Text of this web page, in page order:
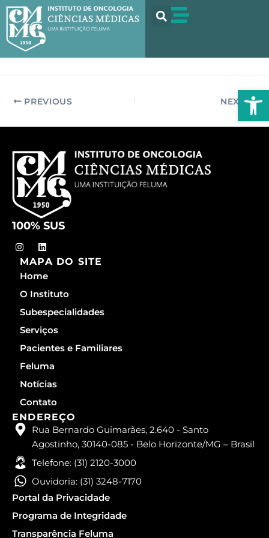
Abrir
para
conteúdo
PREVIOUS NEXT
100% SUS
I
n
s
t
a
g
r
a
m
L
i
n
e
d
i
MAPA DO SITE
Home
O Instituto
Subespecialidades
Serviços
Pacientes e Familiares
Feluma
Notícias
Contato
ENDEREÇO
Rua Bernardo Guimarães, 2.640 - Santo
Agostinho, 30140-085 - Belo Horizonte/MG – Brasil
Telefone: (31) 2120-3000
Ouvidoria: (31) 3248-7170
Portal da Privacidade
Programa de Integridade
Transparência Feluma